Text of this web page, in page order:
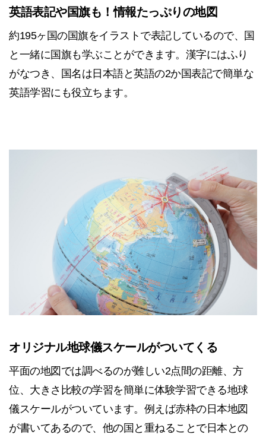
英語表記や国旗も！情報たっぷりの地図
約195ヶ国の国旗をイラストで表記しているので、国
と一緒に国旗も学ぶことができます。漢字にはふり
がなつき、国名は日本語と英語の2か国表記で簡単な
英語学習にも役立ちます。
オリジナル地球儀スケールがついてくる
平面の地図では調べるのが難しい2点間の距離、方
位、大きさ比較の学習を簡単に体験学習できる地球
儀スケールがついています。例えば赤枠の日本地図
が書いてあるので、他の国と重ねることで日本との